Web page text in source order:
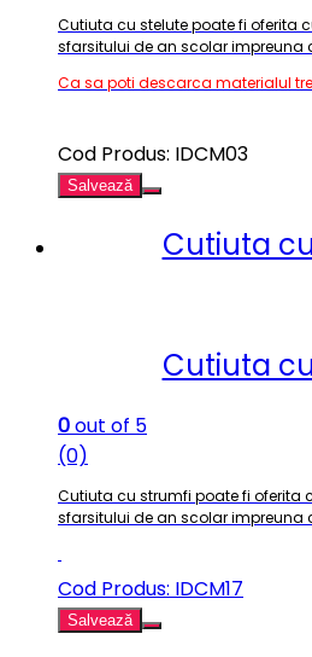
Cutiuta cu stelute poate fi oferita
sfarsitului de an scolar impreuna
Ca sa poti descarca materialul
Cod Produs: IDCM03
Salvează
Cutiuta
Cutiuta
0out of 5
(0)
Cutiuta cu strumfi poate fi oferita
sfarsitului de an scolar impreuna
Cod Produs: IDCM17
Salvează